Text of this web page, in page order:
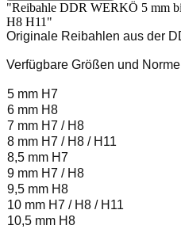
"Reibahle DDR WERKÖ 5 mm
H8 H11"
Originale Reibahlen aus der
Verfügbare Größen und
5 mm H7
6 mm H8
7 mm H7 / H8
8 mm H7 / H8 / H11
8,5 mm H7
9 mm H7 / H8
9,5 mm H8
10 mm H7 / H8 / H11
10,5 mm H8